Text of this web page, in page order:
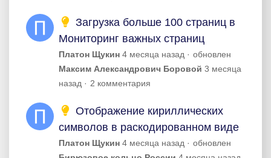
Загрузка больше 100 страниц в
Мониторинг важных страниц
Платон Щукин 4 месяца назад
обновлен
Максим Александрович Боровой 3 месяца
назад
2 комментария
Отображение кириллических
символов в раскодированном виде
Платон Щукин 4 месяца назад
обновлен